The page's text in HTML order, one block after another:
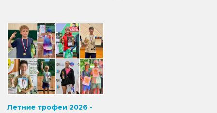
Летние трофеи 2026 -